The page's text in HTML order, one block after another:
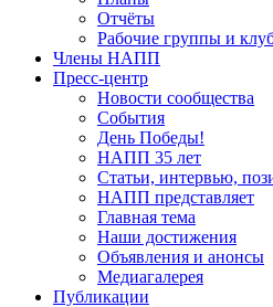
Отчёты
Рабочие группы и
Члены НАПП
Пресс-центр
Новости сообщества
События
День Победы!
НАПП 35 лет
Статьи, интервью,
НАПП представляет
Главная тема
Наши достижения
Объявления и анонсы
Медиагалерея
Публикации